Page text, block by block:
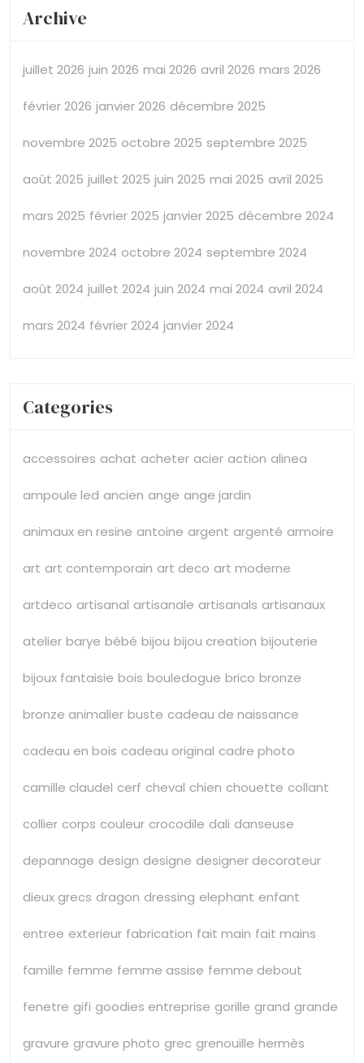
Archive
juillet 2026 juin 2026 mai 2026 avril 2026 mars 2026
février 2026 janvier 2026 décembre 2025
novembre 2025 octobre 2025 septembre 2025
août 2025 juillet 2025 juin 2025 mai 2025 avril 2025
mars 2025 février 2025 janvier 2025 décembre 2024
novembre 2024 octobre 2024 septembre 2024
août 2024 juillet 2024 juin 2024 mai 2024 avril 2024
mars 2024 février 2024 janvier 2024
Categories
accessoires achat acheter acier action alinea
ampoule led ancien ange ange jardin
animaux en resine antoine argent argenté armoire
art art contemporain art deco art moderne
artdeco artisanal artisanale artisanals artisanaux
atelier barye bébé bijou bijou creation bijouterie
bijoux fantaisie bois bouledogue brico bronze
bronze animalier buste cadeau de naissance
cadeau en bois cadeau original cadre photo
camille claudel cerf cheval chien chouette collant
collier corps couleur crocodile dali danseuse
depannage design designe designer decorateur
dieux grecs dragon dressing elephant enfant
entree exterieur fabrication fait main fait mains
famille femme femme assise femme debout
fenetre gifi goodies entreprise gorille grand grande
gravure gravure photo grec grenouille hermès